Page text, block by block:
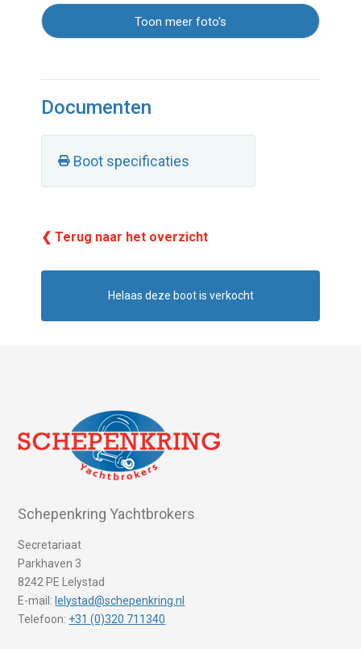
Toon meer foto's
Documenten
Boot specificaties
❮ Terug naar het overzicht
Helaas deze boot is verkocht
Schepenkring Yachtbrokers
Secretariaat
Parkhaven 3
8242 PE Lelystad
E-mail: lelystad@schepenkring.nl
Telefoon: +31 (0)320 711340